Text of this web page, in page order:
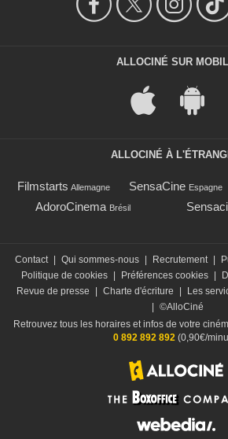
ALLOCINÉ SUR
ALLOCINÉ À
Filmstarts Allemagne SensaCine Espagne
AdoroCinema Brésil
Contact Qui sommes-nous Recrutement
Politique de cookies
Préférences cookies
Revue de presse
Charte d'écriture Les
©AlloCiné
Retrouvez tous les horaires et infos de votre
0 892 892 892(0,90€/